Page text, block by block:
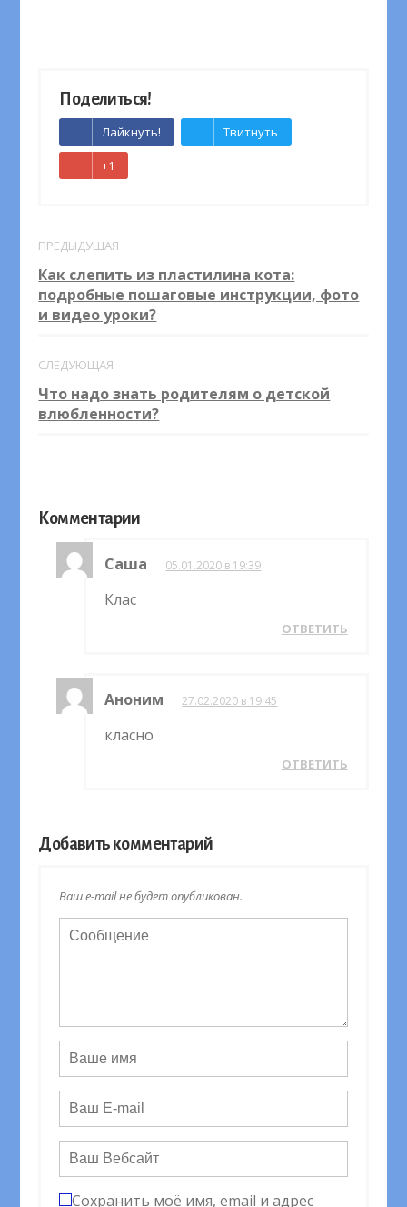
Поделиться!
Лайкнуть! Твитнуть
+1
ПРЕДЫДУЩАЯ
Как слепить из пластилина кота:
подробные пошаговые инструкции, фото
и видео уроки?
СЛЕДУЮЩАЯ
Что надо знать родителям о детской
влюбленности?
Комментарии
Саша 05.01.2020 в 19:39
Клас
ОТВЕТИТЬ
Аноним 27.02.2020 в 19:45
класно
ОТВЕТИТЬ
Добавить комментарий
Ваш e-mail не будет опубликован.
Сохранить моё имя, email и адрес